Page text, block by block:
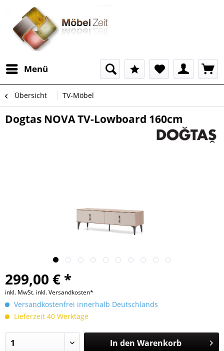
Menü
Übersicht TV-Möbel
Dogtas NOVA TV-Lowboard 160cm
299,00 € *
inkl. MwSt. inkl. Versandkosten*
Versandkostenfrei innerhalb Deutschlands
Lieferzeit 40 Werktage
In den Warenkorb